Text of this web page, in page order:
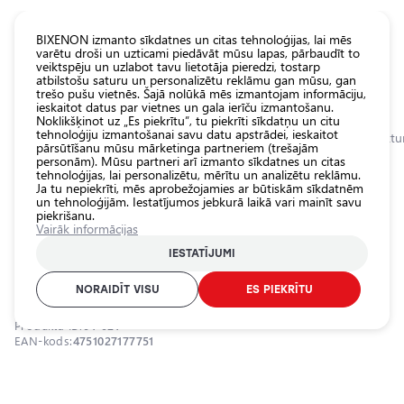
Sākumlapa Kategorijas Veikals Ārējais auto apgaismojums Darba
Papildu auto darba gaismas
lukturis 45W, 9-32V
VISIONAL / 04-021
Produkta ID:
EAN-kods:4751027177751
Visas
veikala
preces
Veikals
Pamatlukturu
spuldzes
Ārējais auto
Iekšējais auto
apgaismojums
Apgaismojuma
aksesuāri
BIXENON izmanto sīkdatnes un citas tehnoloģijas, lai mēs
varētu droši un uzticami piedāvāt mūsu lapas, pārbaudīt to
veiktspēju un uzlabot tavu lietotāja pieredzi, tostarp
atbilstošu saturu un personalizētu reklāmu gan mūsu, gan
trešo pušu vietnēs. Šajā nolūkā mēs izmantojam informāciju,
ieskaitot datus par vietnes un gala ierīču izmantošanu.
Noklikšķinot uz „Es piekrītu”, tu piekrīti sīkdatņu un citu
tehnoloģiju izmantošanai savu datu apstrādei, ieskaitot
pārsūtīšanu mūsu mārketinga partneriem (trešajām
personām). Mūsu partneri arī izmanto sīkdatnes un citas
tehnoloģijas, lai personalizētu, mērītu un analizētu reklāmu.
Ja tu nepiekrīti, mēs aprobežojamies ar būtiskām sīkdatnēm
un tehnoloģijām. Iestatījumos jebkurā laikā vari mainīt savu
piekrišanu.
Vairāk informācijas
IESTATĪJUMI
NORAIDĪT VISU ES PIEKRĪTU